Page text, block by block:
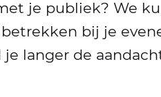
je publiek? We
bij je
langer de